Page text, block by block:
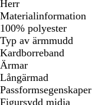
Herr
Materialinformation
100% polyester
Typ av ärmmudd
Kardborreband
Ärmar
Långärmad
Passformsegenskaper
Figursydd midja